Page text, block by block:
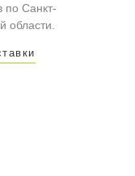
по Санкт-
области.